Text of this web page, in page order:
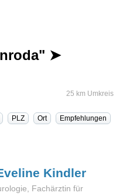
➤
25 km Umkreis
PLZ Ort
Empfehlungen
Kindler
Fachärztin für